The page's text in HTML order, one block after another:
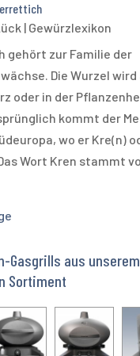
| Gewürzlexikon
gehört zur Familie der
Die Wurzel wird
oder in der
kommt der
wo er Kre(n)
Wort Kren stammt
Gasgrills aus unserem
Sortiment